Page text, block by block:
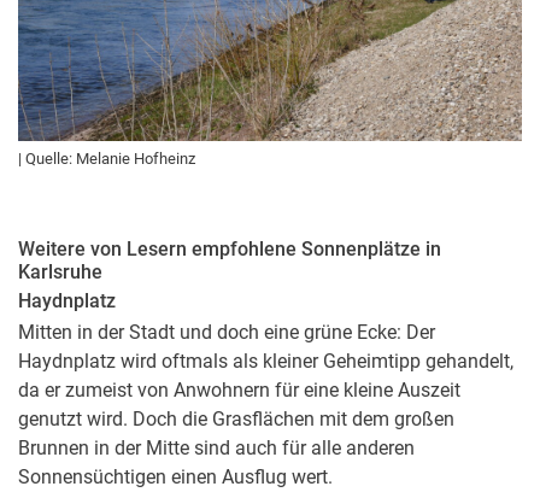
| Quelle: Melanie Hofheinz
Weitere von Lesern empfohlene Sonnenplätze in
Karlsruhe
Haydnplatz
Mitten in der Stadt und doch eine grüne Ecke: Der
Haydnplatz wird oftmals als kleiner Geheimtipp gehandelt,
da er zumeist von Anwohnern für eine kleine Auszeit
genutzt wird. Doch die Grasflächen mit dem großen
Brunnen in der Mitte sind auch für alle anderen
Sonnensüchtigen einen Ausflug wert.